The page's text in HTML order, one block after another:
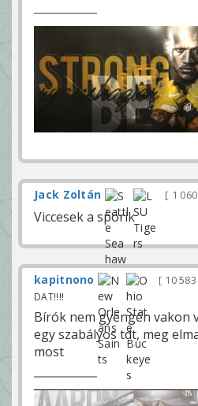
Jack Zoltán 1 060
Viccesek a sporik
kapitnono 10 583
DAT!!!!
Bírók nem gyengén vakon
egy szabályos tdt, meg
most